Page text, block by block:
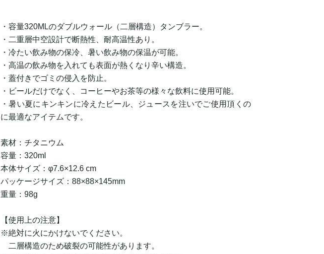
・容量320MLのダブルウォール（二層構造）タンブラー。
・二重層中空設計で断熱性、耐高温性あり。
・冷たい飲み物の保冷、暑い飲み物の保温が可能。
・高温の飲み物を入れても表面が熱くなり辛い構造。
・蓋付きでゴミの侵入を防止。
・ビールだけでなく、コーヒーやお茶等の様々な飲料に使用可能。
・暑い夏にキンキンに冷えたビール、ジュースを注いでご使用頂くの
に最適なアイテムです。
素材：チタニウム
容量：320ml
本体サイズ：φ7.6×12.6 cm
パッケージサイズ：88×88×145mm
重量：98g
【使用上の注意】
※絶対に火にかけないでください。
二層構造のため破裂の可能性があります。